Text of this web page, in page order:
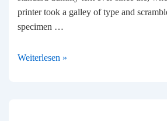
printer took a galley of type and
specimen …
Save
Weiterlesen »